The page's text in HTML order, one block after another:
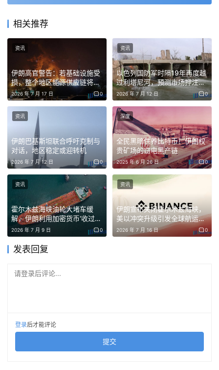
相关推荐
伊朗高官警告：若基础设施受
损，整个地区能源供应链将崩
溃
2026 年 7 月 17 日 0
资讯
以色列国防军时隔19年再度越
过利塔尼河，预测市场押注撤
军无望
2026 年 7 月 12 日 0
资讯
伊朗巴基斯坦联合呼吁克制与
对话，地区稳定或迎转机
2026 年 7 月 12 日 0
资讯
全民黑暗供养比特币！伊朗权
贵矿场的窃电黑产链
2025 年 6 月 26 日 0
深度
霍尔木兹海峡油轮大堵车缓
解，伊朗利用加密货币‘收过路
费’
2026 年 7 月 9 日 0
资讯
伊朗宣布关闭霍尔木兹海峡，
美以冲突升级引发全球航运危
机
2026 年 7 月 16 日 0
资讯
发表回复
请登录后评论...
登录后才能评论
提交